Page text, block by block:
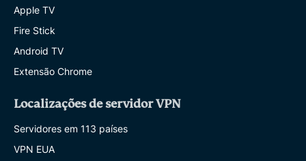
Apple TV
Fire Stick
Android TV
Extensão Chrome
Localizações de servidor VPN
Servidores em 113 países
VPN EUA